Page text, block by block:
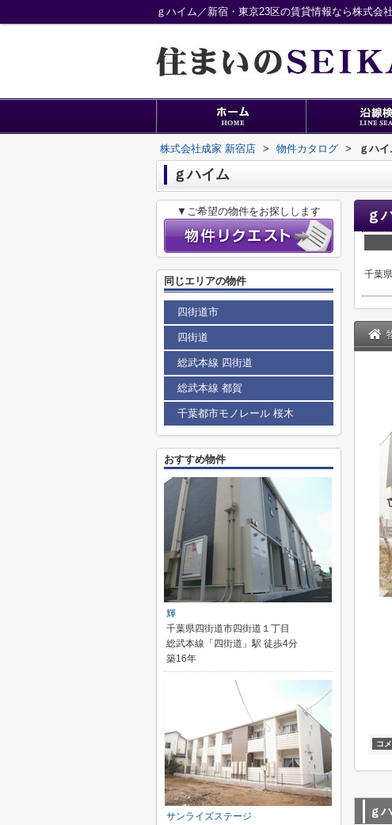
ｇハイム／新宿・東京23区の賃貸情報なら株式会
株式会社成家 新宿店 > 物件カタログ > ｇハ
ｇハイム
ｇ
千葉県
コ
ｇ
▼ご希望の物件をお探しします
同じエリアの物件
四街道市
四街道
総武本線 四街道
総武本線 都賀
千葉都市モノレール 桜木
おすすめ物件
輝
千葉県四街道市四街道１丁目
総武本線「四街道」駅 徒歩4分
築16年
サンライズステージ